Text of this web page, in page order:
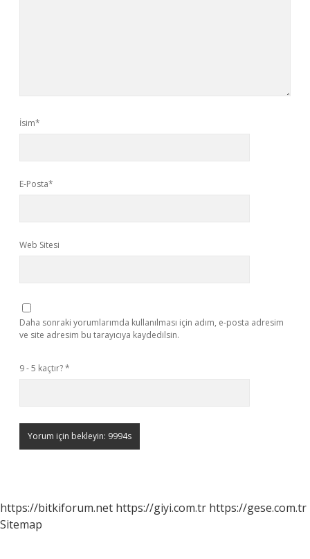
İsim*
E-Posta*
Web Sitesi
Daha sonraki yorumlarımda kullanılması için adım, e-posta adresim
ve site adresim bu tarayıcıya kaydedilsin.
9 - 5 kaçtır?*
https://bitkiforum.net https://giyi.com.tr https://gese.com.tr
Sitemap